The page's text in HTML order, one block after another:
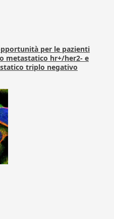
per le pazienti
metastatico hr+/her2- e
triplo negativo